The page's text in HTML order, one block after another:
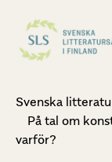
Svenska
På tal om
varför?